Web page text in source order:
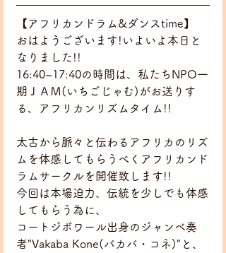
【アフリカンドラム&ダンスtime】
おはようございます!いよいよ本日と
なりました!!
16:40~17:40の時間は、私たちNPO一
期ＪＡＭ(いちごじゃむ)がお送りす
る、アフリカンリズムタイム!!
太古から脈々と伝わるアフリカのリズ
ムを体感してもらうべくアフリカンド
ラムサークルを開催致します!!
今回は本場迫力、伝統を少しでも体感
してもらう為に、
コートジボワール出身のジャンベ奏
者"Vakaba Kone(バカバ・コネ)"と、